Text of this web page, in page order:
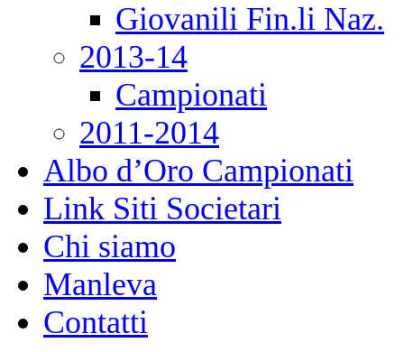
Giovanili Fin.li Naz.
2013-14
Campionati
2011-2014
Albo d’Oro Campionati
Link Siti Societari
Chi siamo
Manleva
Contatti